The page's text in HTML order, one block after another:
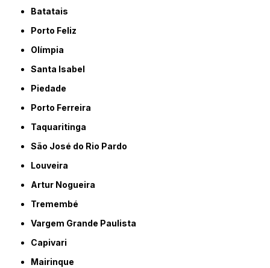
Batatais
Porto Feliz
Olímpia
Santa Isabel
Piedade
Porto Ferreira
Taquaritinga
São José do Rio Pardo
Louveira
Artur Nogueira
Tremembé
Vargem Grande Paulista
Capivari
Mairinque